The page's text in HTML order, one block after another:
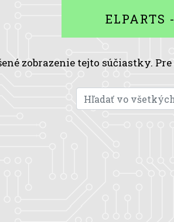
ELPARTS
zobrazenie tejto súčiastky.